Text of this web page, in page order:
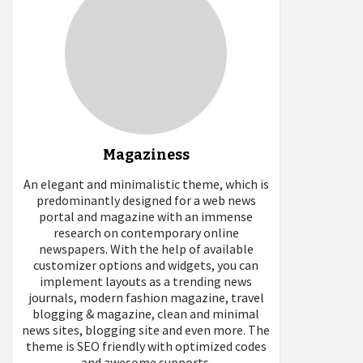
Magaziness
An elegant and minimalistic theme, which is
predominantly designed for a web news
portal and magazine with an immense
research on contemporary online
newspapers. With the help of available
customizer options and widgets, you can
implement layouts as a trending news
journals, modern fashion magazine, travel
blogging & magazine, clean and minimal
news sites, blogging site and even more. The
theme is SEO friendly with optimized codes